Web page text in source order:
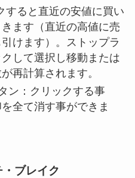
すると直近の安値に買い
ます（直近の高値に売
けます）。ストップラ
して選択し移動または
再計算されます。
ン：クリックする事
全て消す事ができま
・ブレイク